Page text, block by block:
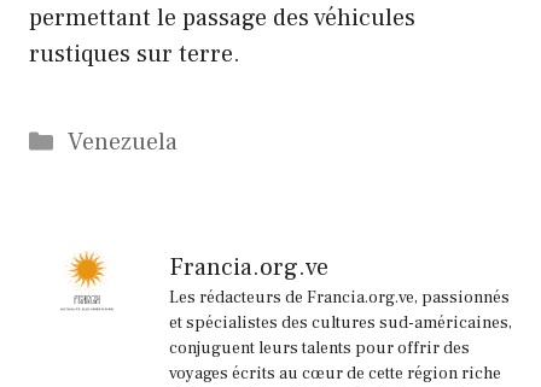
permettant le passage des véhicules
rustiques sur terre.
Catégories
Venezuela
Francia.org.ve
Les rédacteurs de Francia.org.ve, passionnés
et spécialistes des cultures sud-américaines,
conjuguent leurs talents pour offrir des
voyages écrits au cœur de cette région riche